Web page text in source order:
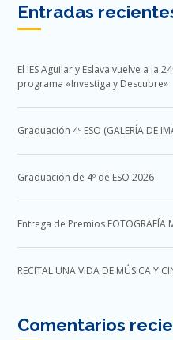
Entradas
El IES Aguilar y Eslava vuelve a la
programa «Investiga y Descubre»
Graduación 4º ESO (GALERÍA DE
Graduación de 4º de ESO 2026
Entrega de Premios FOTOGRAFÍA
RECITAL UNA VIDA DE MÚSICA Y
Comentarios